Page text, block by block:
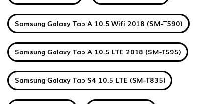
Samsung Galaxy Tab A 10.5 Wifi 2018 (SM-T590)
Samsung Galaxy Tab A 10.5 LTE 2018 (SM-T595)
Samsung Galaxy Tab S4 10.5 LTE (SM-T835)